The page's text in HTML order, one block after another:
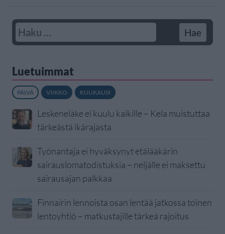
Luetuimmat
PÄIVÄ VIIKKO KUUKAUSI
Leskeneläke ei kuulu kaikille – Kela muistuttaa
tärkeästä ikärajasta
Työnantaja ei hyväksynyt etälääkärin
sairauslomatodistuksia – neljälle ei maksettu
sairausajan palkkaa
Finnairin lennoista osan lentää jatkossa toinen
lentoyhtiö – matkustajille tärkeä rajoitus